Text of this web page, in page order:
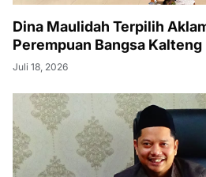
Dina Maulidah Terpilih
Perempuan Bangsa
Juli 18, 2026